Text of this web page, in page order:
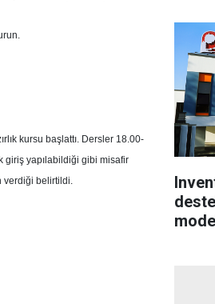
kursu başlattı. Dersler 18.00-
giriş yapılabildiği gibi misafir
verdiği belirtildi.